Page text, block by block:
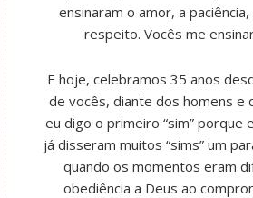
ensinaram o amor, a
respeito. Vocês me
E hoje, celebramos 35 anos
de vocês, diante dos homens e
eu digo o primeiro “sim” porque
já disseram muitos “sims” um
quando os momentos eram
obediência a Deus ao